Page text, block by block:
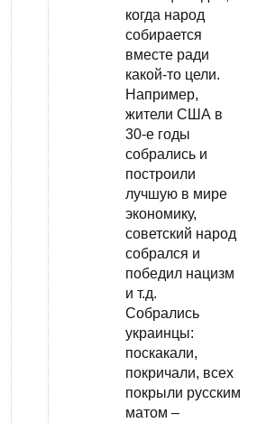
когда народ
собирается
вместе ради
какой-то цели.
Например,
жители США в
30-е годы
собрались и
построили
лучшую в мире
экономику,
советский народ
собрался и
победил нацизм
и т.д.
Собрались
украинцы:
поскакали,
покричали, всех
покрыли русским
матом –